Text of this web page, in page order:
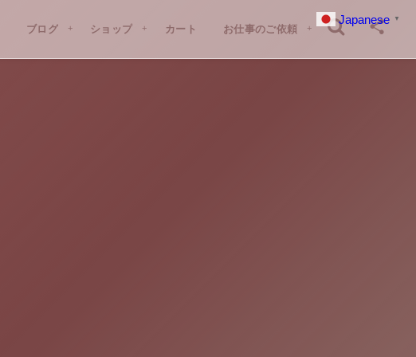
ブログ
BLOG ショップ
SHOP カート
CART お仕事のご依頼
CONTACT
Japanese ▼